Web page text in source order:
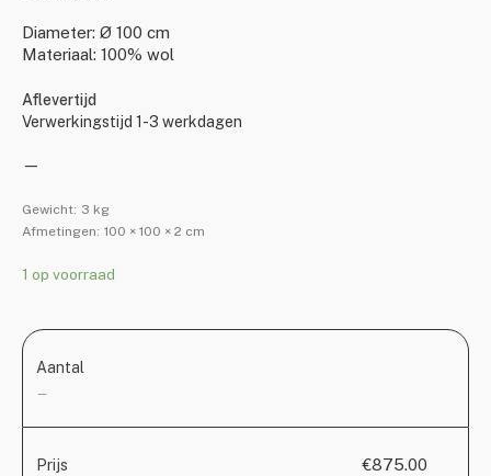
Diameter: Ø 100 cm
Materiaal: 100% wol
Aflevertijd
Verwerkingstijd 1-3 werkdagen
—
Gewicht: 3 kg
Afmetingen: 100 × 100 × 2 cm
1 op voorraad
Aantal
—
Prijs €875.00